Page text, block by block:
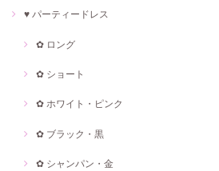
♥ パーティードレス
✿ ロング
✿ ショート
✿ ホワイト・ピンク
✿ ブラック・黒
✿ シャンパン・金